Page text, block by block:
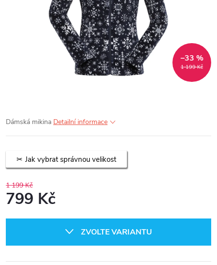
1 199 Kč
–33 %
Dámská mikina Detailní informace
Jak vybrat správnou velikost
1 199 Kč
799 Kč
ZVOLTE VARIANTU